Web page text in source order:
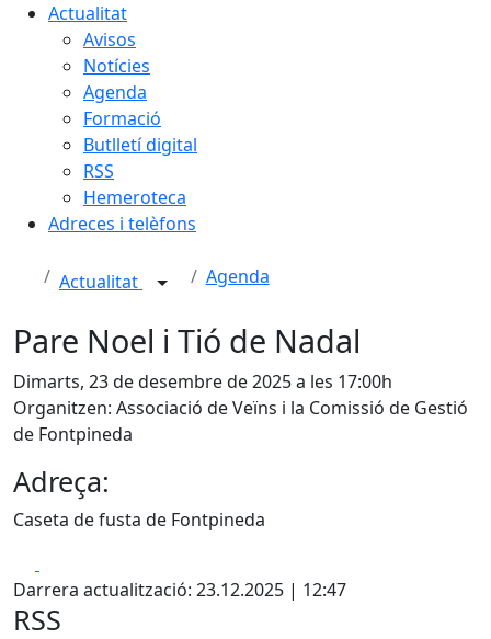
Actualitat
Avisos
Notícies
Agenda
Formació
Butlletí digital
RSS
Hemeroteca
Adreces i telèfons
Actualitat Agenda
Pare Noel i Tió de Nadal
Dimarts, 23 de desembre de 2025 a les 17:00h
Organitzen: Associació de Veïns i la Comissió de Gestió
de Fontpineda
Adreça:
Caseta de fusta de Fontpineda
Darrera actualització: 23.12.2025 | 12:47
RSS